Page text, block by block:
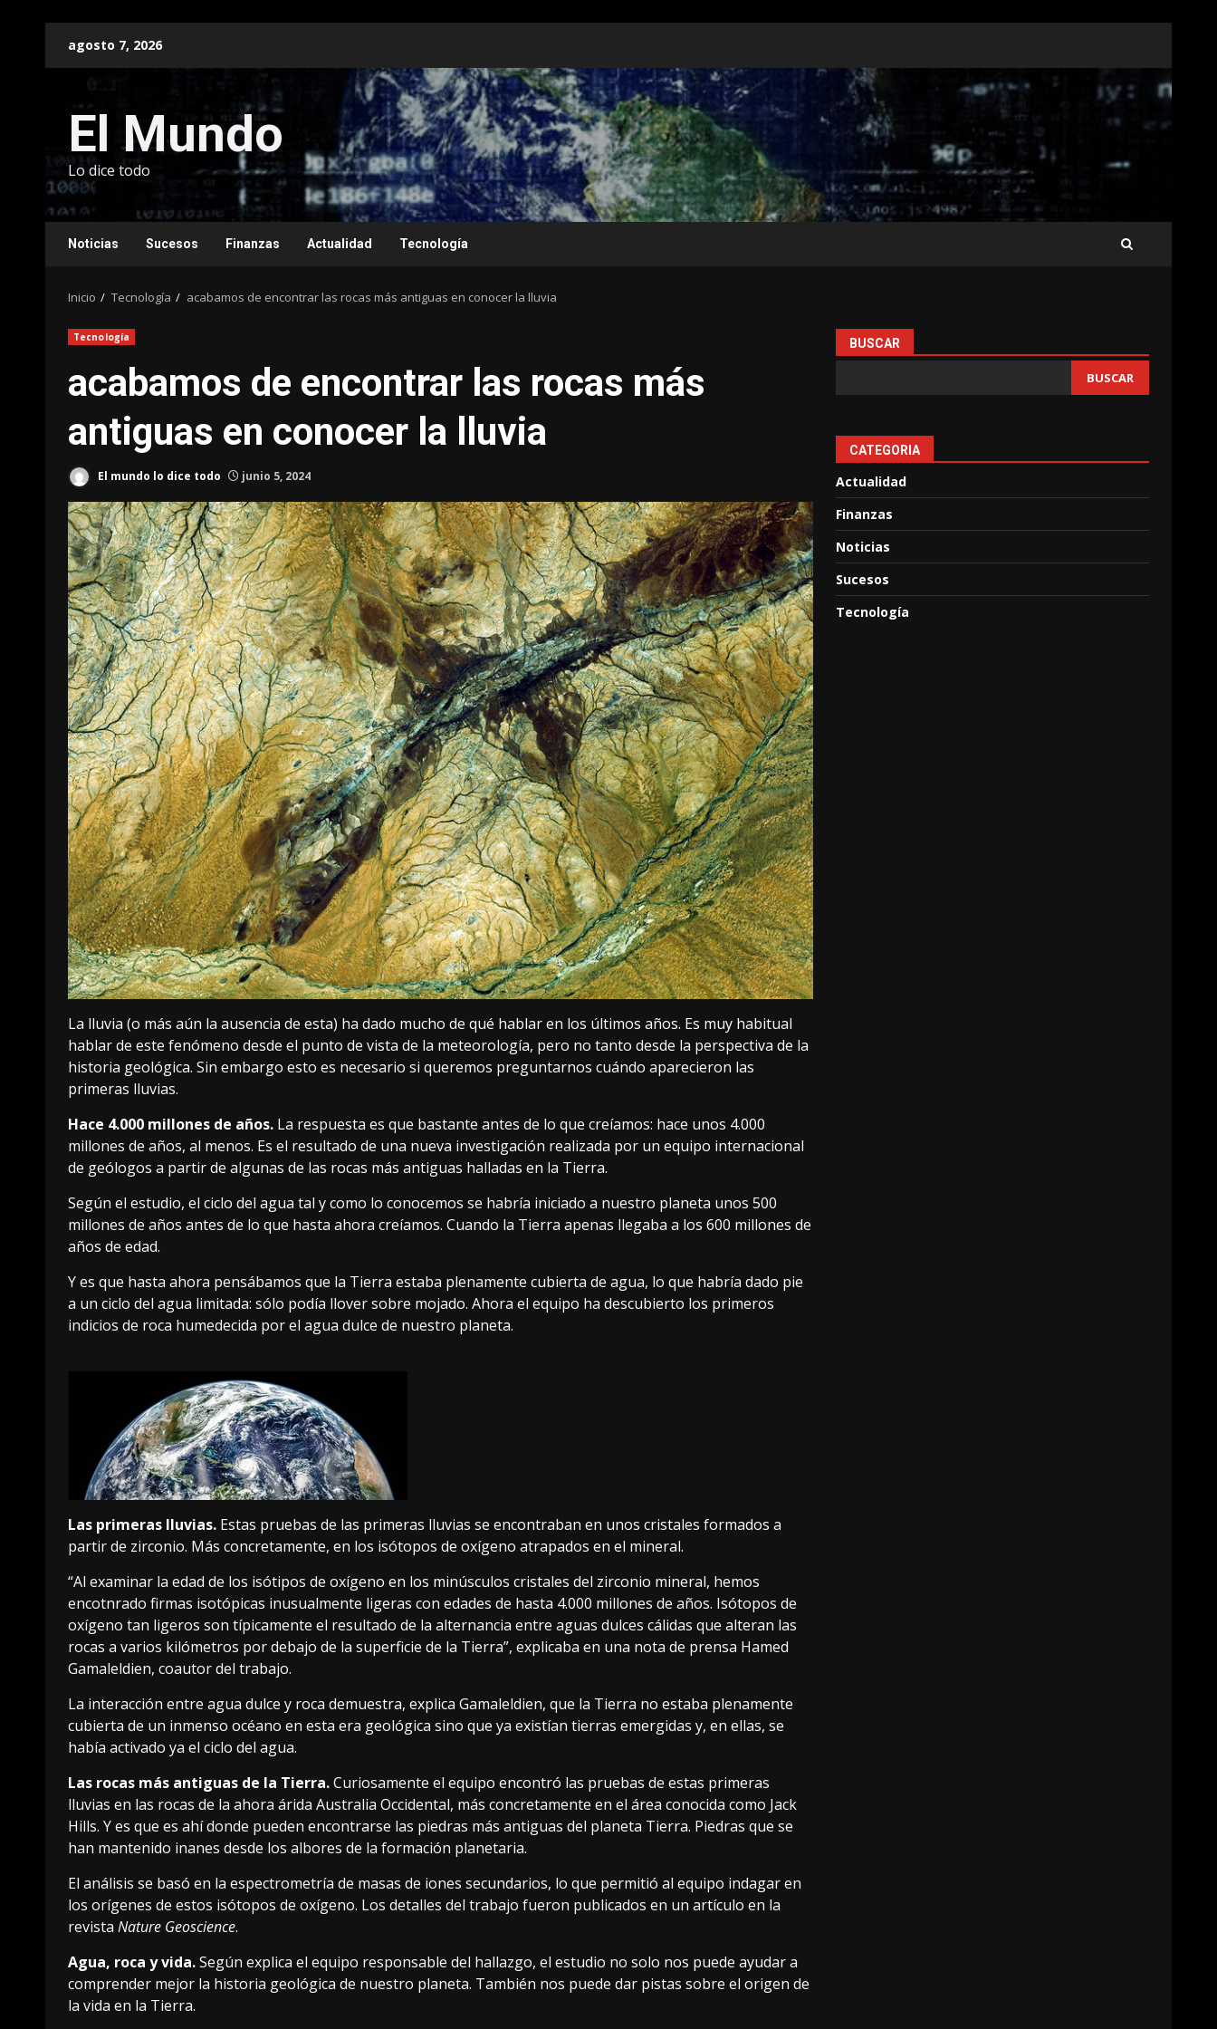
agosto 7, 2026
El Mundo
Lo dice todo
Noticias Sucesos Finanzas Actualidad Tecnología
Inicio Tecnología acabamos de encontrar las rocas más antiguas en conocer la lluvia
Tecnología
acabamos de encontrar las rocas más
antiguas en conocer la lluvia
El mundo lo dice todo junio 5, 2024
La lluvia (o más aún la ausencia de esta) ha dado mucho de qué hablar en los últimos años. Es muy habitual
hablar de este fenómeno desde el punto de vista de la meteorología, pero no tanto desde la perspectiva de la
historia geológica. Sin embargo esto es necesario si queremos preguntarnos cuándo aparecieron las
primeras lluvias.
Hace 4.000 millones de años. La respuesta es que bastante antes de lo que creíamos: hace unos 4.000
millones de años, al menos. Es el resultado de una nueva investigación realizada por un equipo internacional
de geólogos a partir de algunas de las rocas más antiguas halladas en la Tierra.
Según el estudio, el ciclo del agua tal y como lo conocemos se habría iniciado a nuestro planeta unos 500
millones de años antes de lo que hasta ahora creíamos. Cuando la Tierra apenas llegaba a los 600 millones de
años de edad.
Y es que hasta ahora pensábamos que la Tierra estaba plenamente cubierta de agua, lo que habría dado pie
a un ciclo del agua limitada: sólo podía llover sobre mojado. Ahora el equipo ha descubierto los primeros
indicios de roca humedecida por el agua dulce de nuestro planeta.
Las primeras lluvias. Estas pruebas de las primeras lluvias se encontraban en unos cristales formados a
partir de zirconio. Más concretamente, en los isótopos de oxígeno atrapados en el mineral.
“Al examinar la edad de los isótipos de oxígeno en los minúsculos cristales del zirconio mineral, hemos
encotnrado firmas isotópicas inusualmente ligeras con edades de hasta 4.000 millones de años. Isótopos de
oxígeno tan ligeros son típicamente el resultado de la alternancia entre aguas dulces cálidas que alteran las
rocas a varios kilómetros por debajo de la superficie de la Tierra”, explicaba en una nota de prensa Hamed
Gamaleldien, coautor del trabajo.
La interacción entre agua dulce y roca demuestra, explica Gamaleldien, que la Tierra no estaba plenamente
cubierta de un inmenso océano en esta era geológica sino que ya existían tierras emergidas y, en ellas, se
había activado ya el ciclo del agua.
Las rocas más antiguas de la Tierra.Curiosamente el equipo encontró las pruebas de estas primeras
lluvias en las rocas de la ahora árida Australia Occidental, más concretamente en el área conocida como Jack
Hills. Y es que es ahí donde pueden encontrarse las piedras más antiguas del planeta Tierra. Piedras que se
han mantenido inanes desde los albores de la formación planetaria.
El análisis se basó en la espectrometría de masas de iones secundarios, lo que permitió al equipo indagar en
los orígenes de estos isótopos de oxígeno. Los detalles del trabajo fueron publicados en un artículo en la
revista Nature Geoscience.
Agua, roca y vida.Según explica el equipo responsable del hallazgo, el estudio no solo nos puede ayudar a
comprender mejor la historia geológica de nuestro planeta. También nos puede dar pistas sobre el origen de
la vida en la Tierra.
BUSCAR
BUSCAR
CATEGORIA
Actualidad
Finanzas
Noticias
Sucesos
Tecnología